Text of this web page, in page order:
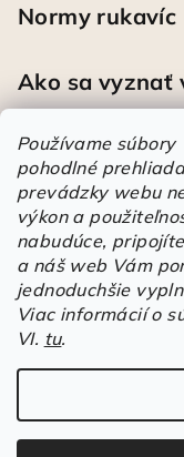
Používame
pohodlné
prevádzky webu
výkon a
nabudúce,
a náš web Vám
jednoduchšie
Viac informácií o
VI. tu.
Normy rukavíc
Ako sa vyznať
Heureka
Hodnotenie
| Mária